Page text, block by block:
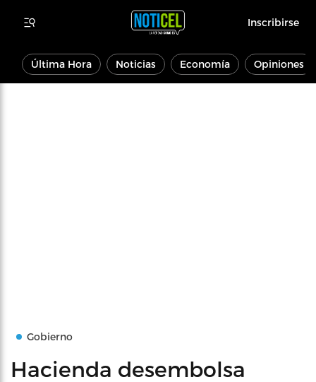
Inscribirse
Última Hora Noticias Economía Opiniones
Gobierno
Hacienda desembolsa